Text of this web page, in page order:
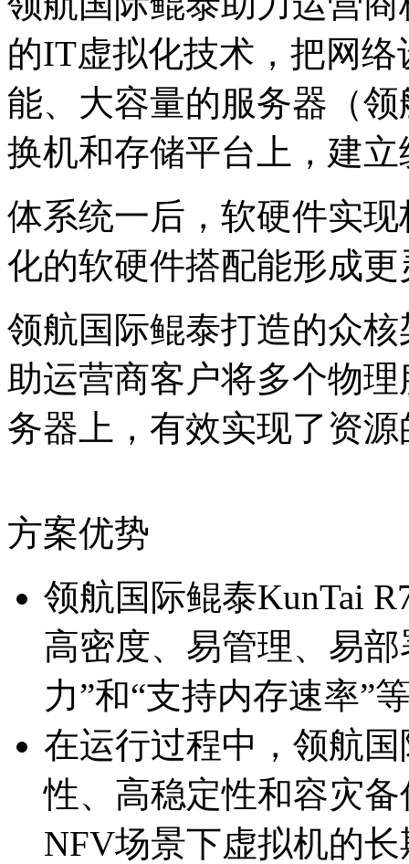
的IT虚拟化技术，把
能、大容量的服务器（
换机和存储平台上，建
体系统一后，软硬件实
化的软硬件搭配能形成
领航国际鲲泰打造的众核
助运营商客户将多个物
务器上，有效实现了资
方案优势
领航国际鲲泰KunTai
高密度、易管理、
力”和“支持内存速率”
在运行过程中，领航
性、高稳定性和容
NFV场景下虚拟机的长